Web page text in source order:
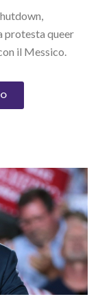
protesta queer
il Messico.